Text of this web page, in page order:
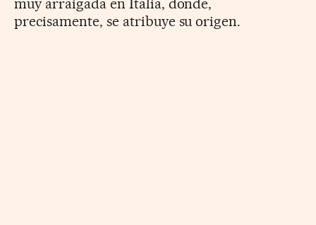
muy arraigada en Italia, donde,
precisamente, se atribuye su origen.